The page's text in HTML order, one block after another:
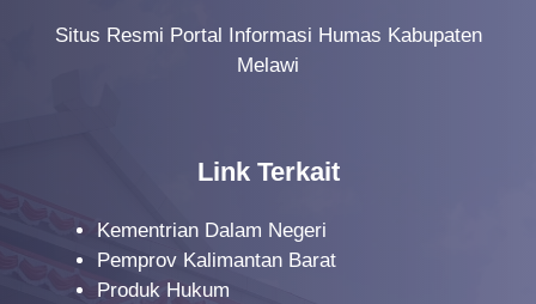
Situs Resmi Portal Informasi Humas Kabupaten
Melawi
Link Terkait
Kementrian Dalam Negeri
Pemprov Kalimantan Barat
Produk Hukum